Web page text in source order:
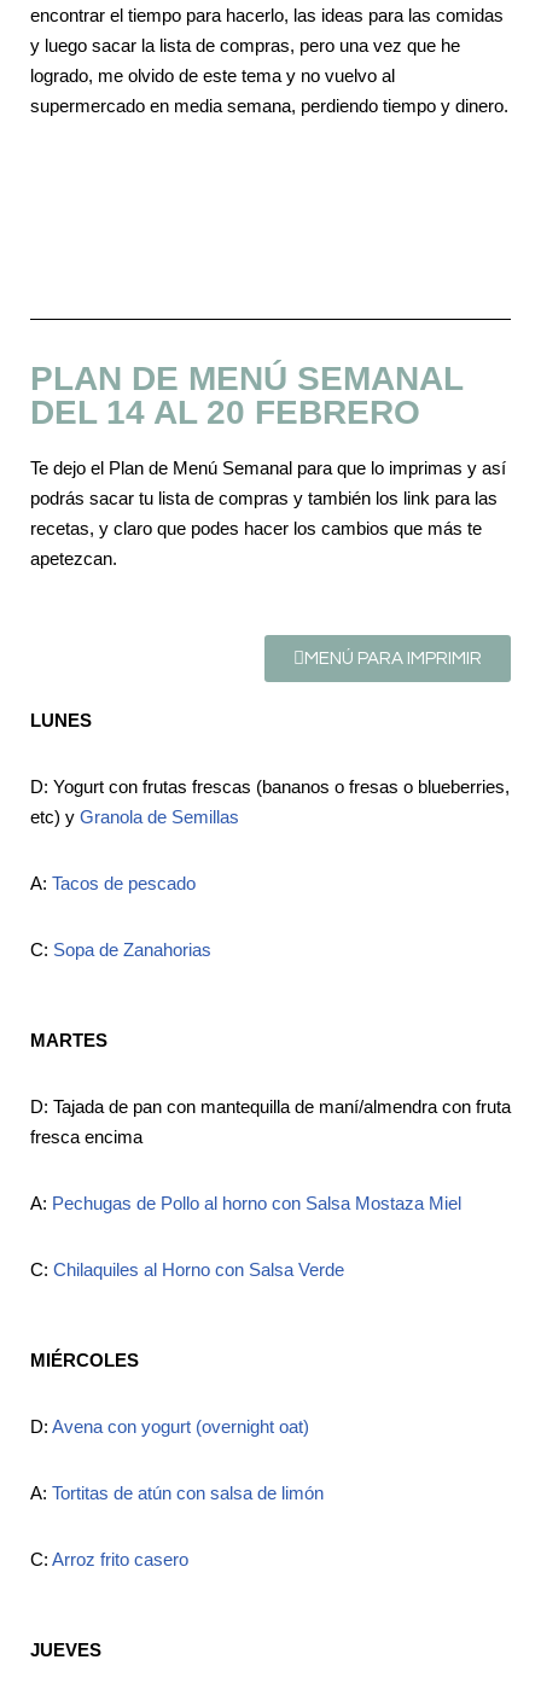
encontrar el tiempo para hacerlo, las ideas para las comidas
y luego sacar la lista de compras, pero una vez que he
logrado, me olvido de este tema y no vuelvo al
supermercado en media semana, perdiendo tiempo y dinero.
PLAN DE MENÚ SEMANAL
DEL 14 AL 20 FEBRERO
Te dejo el Plan de Menú Semanal para que lo imprimas y así
podrás sacar tu lista de compras y también los link para las
recetas, y claro que podes hacer los cambios que más te
apetezcan.
MENÚ PARA IMPRIMIR
LUNES
D: Yogurt con frutas frescas (bananos o fresas o blueberries,
etc) y Granola de Semillas
A: Tacos de pescado
C: Sopa de Zanahorias
MARTES
D: Tajada de pan con mantequilla de maní/almendra con fruta
fresca encima
A: Pechugas de Pollo al horno con Salsa Mostaza Miel
C: Chilaquiles al Horno con Salsa Verde
MIÉRCOLES
D: Avena con yogurt (overnight oat)
A: Tortitas de atún con salsa de limón
C: Arroz frito casero
JUEVES